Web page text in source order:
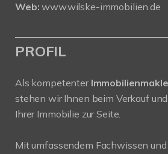
Web: www.wilske-immobilien.de
PROFIL
Als kompetenter
stehen wir Ihnen beim Verkauf
Ihrer Immobilie zur Seite.
Mit umfassendem Fachwissen